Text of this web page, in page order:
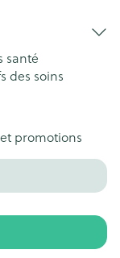
santé
des soins
promotions